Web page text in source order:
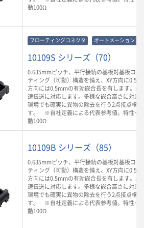
動100Ω
フローティングコネクタ オートメーションコ
10109S シリーズ（70）
0.635mmピッチ、平行接続の基板対基板コネ
ティング（可動）構造を備え、XY方向に
方向には0.5mmの有効嵌合長を有します。
速伝送に対応します。多様な嵌合高さに対応
環境でも確実に異物の除去を行う2点接点構
す。 ※自社定義による代表参考値。特性イ
動100Ω
10109B シリーズ（85）
0.635mmピッチ、平行接続の基板対基板コネ
ティング（可動）構造を備え、XY方向に
方向には0.5mmの有効嵌合長を有します。
速伝送に対応します。多様な嵌合高さに対応
環境でも確実に異物の除去を行う2点接点構
す。 ※自社定義による代表参考値。特性イ
動100Ω